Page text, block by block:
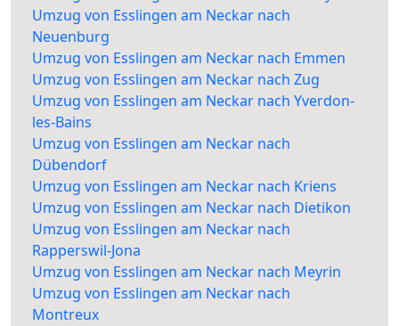
Umzug von Esslingen am Neckar nach
Neuenburg
Umzug von Esslingen am Neckar nach Emmen
Umzug von Esslingen am Neckar nach Zug
Umzug von Esslingen am Neckar nach Yverdon-
les-Bains
Umzug von Esslingen am Neckar nach
Dübendorf
Umzug von Esslingen am Neckar nach Kriens
Umzug von Esslingen am Neckar nach Dietikon
Umzug von Esslingen am Neckar nach
Rapperswil-Jona
Umzug von Esslingen am Neckar nach Meyrin
Umzug von Esslingen am Neckar nach
Montreux